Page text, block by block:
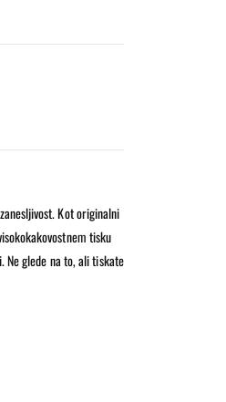
Kot originalni
tisku
Ne glede na to, ali tiskate